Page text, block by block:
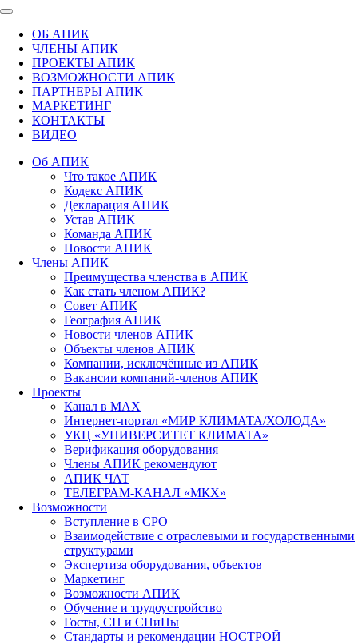
ОБ АПИК
ЧЛЕНЫ АПИК
ПРОЕКТЫ АПИК
ВОЗМОЖНОСТИ АПИК
ПАРТНЕРЫ АПИК
МАРКЕТИНГ
КОНТАКТЫ
ВИДЕО
Об АПИК
Что такое АПИК
Кодекс АПИК
Декларация АПИК
Устав АПИК
Команда АПИК
Новости АПИК
Члены АПИК
Преимущества членства в АПИК
Как стать членом АПИК?
Совет АПИК
География АПИК
Новости членов АПИК
Объекты членов АПИК
Компании, исключённые из АПИК
Вакансии компаний-членов АПИК
Проекты
Канал в MAX
Интернет-портал «МИР КЛИМАТА/ХОЛОДА»
УКЦ «УНИВЕРСИТЕТ КЛИМАТА»
Верификация оборудования
Члены АПИК рекомендуют
АПИК ЧАТ
ТЕЛЕГРАМ-КАНАЛ «МКХ»
Возможности
Вступление в СРО
Взаимодействие с отраслевыми и государственными
структурами
Экспертиза оборудования, объектов
Маркетинг
Возможности АПИК
Обучение и трудоустройство
Госты, СП и СНиПы
Стандарты и рекомендации НОСТРОЙ